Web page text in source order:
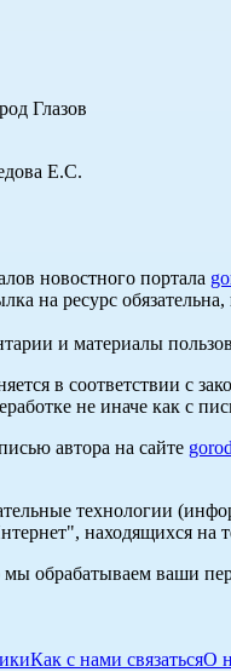
Глазов
Е.С.
новостного портала
на ресурс
и материалы
в соответствии с
не иначе как с
автора на сайте
технологии
находящихся на
мы обрабатываем ваши
Как с нами связатьсяО